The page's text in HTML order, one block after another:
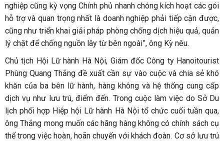
nghiệp cũng kỳ vọng Chính phủ nhanh chóng kích hoạt các gói
hỗ trợ và quan trọng nhất là doanh nghiệp phải tiếp cận được,
cũng như triển khai giải pháp phòng chống dịch hiệu quả, quản
lý chặt để chống nguồn lây từ bên ngoài”, ông Kỳ nêu.
Chủ tịch Hội Lữ hành Hà Nội, Giám đốc Công ty Hanoitourist
Phùng Quang Thắng đề xuất cần sự vào cuộc và chia sẻ khó
khăn của ba bên lữ hành, hàng không và hệ thống cung cấp
dịch vụ như lưu trú, điểm đến. Trong cuộc làm việc do Sở Du
lịch phối hợp Hiệp hội Lữ hành Hà Nội tổ chức cuối tuần qua,
ông Thắng mong muốn các hãng hàng không có chính sách cụ
thể trong việc hoàn, hoãn chuyến với khách đoàn. Cơ sở lưu trú